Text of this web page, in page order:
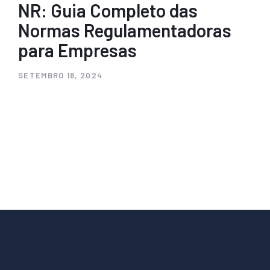
NR: Guia Completo das
Normas Regulamentadoras
para Empresas
SETEMBRO 18, 2024